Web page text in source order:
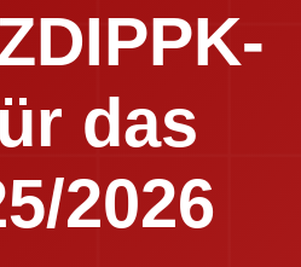
das
2026